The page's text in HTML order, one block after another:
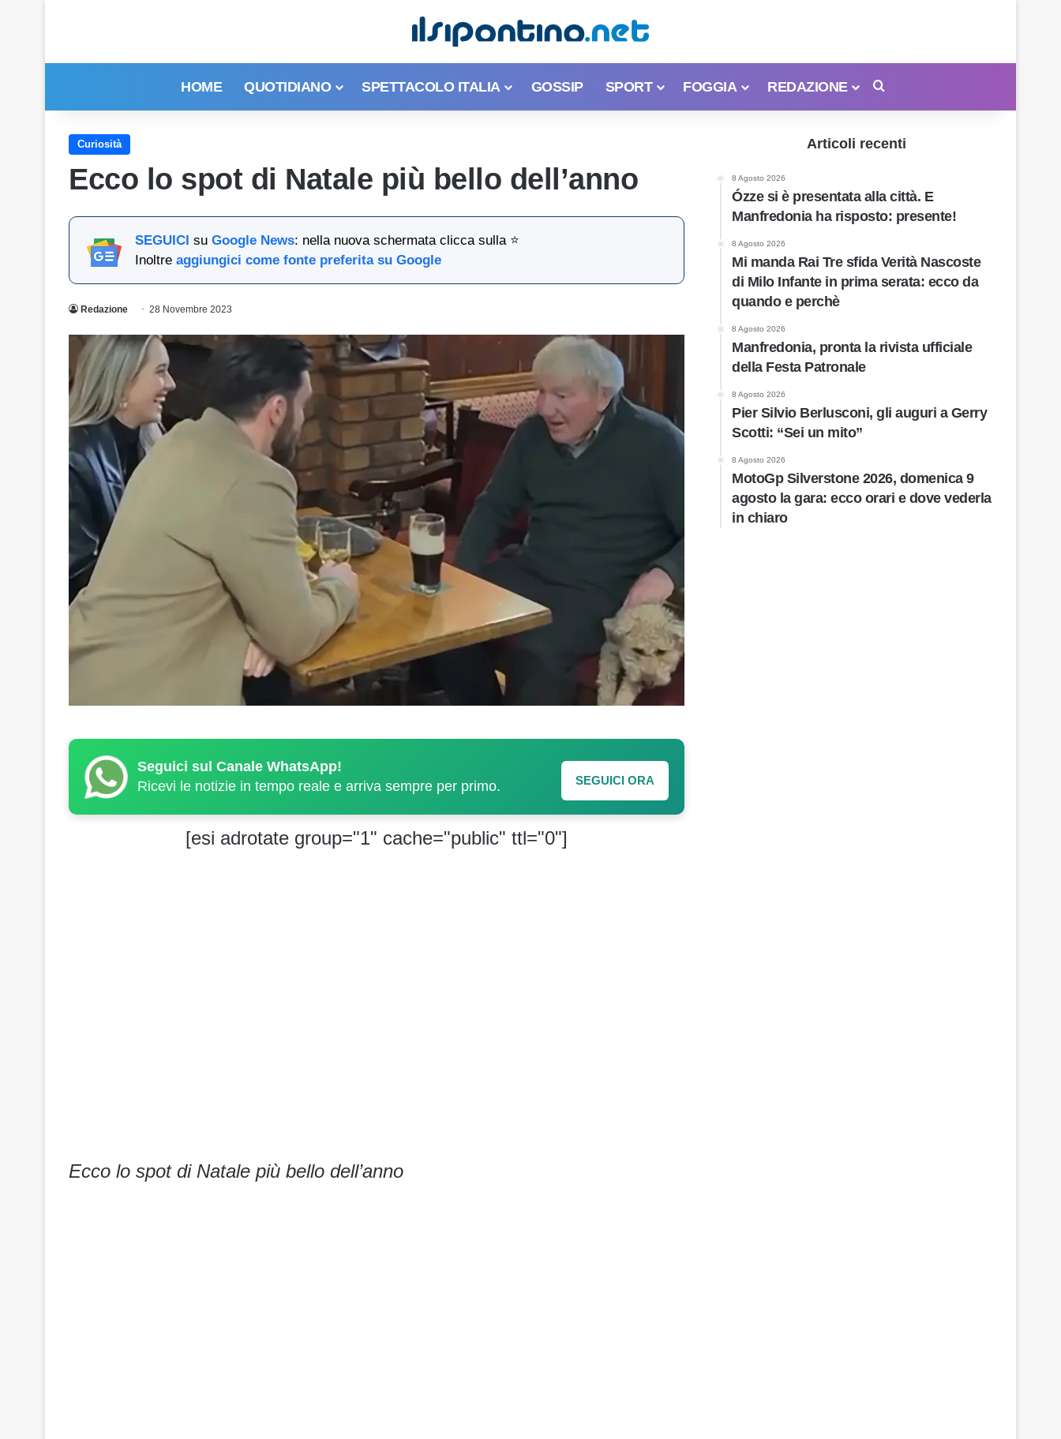
HOME QUOTIDIANO SPETTACOLO ITALIA GOSSIP SPORT FOGGIA REDAZIONE
Curiosità
Ecco lo spot di Natale più bello dell’anno
SEGUICI su Google News: nella nuova schermata clicca sulla ⭐
Inoltre aggiungici come fonte preferita su Google
Redazione 28 Novembre 2023
Seguici sul Canale WhatsApp!
Ricevi le notizie in tempo reale e arriva sempre per primo.
SEGUICI ORA
[esi adrotate group="1" cache="public" ttl="0"]
Ecco lo spot di Natale più bello dell’anno
Articoli recenti
8 Agosto 2026
Ózze si è presentata alla città. E
Manfredonia ha risposto: presente!
8 Agosto 2026
Mi manda Rai Tre sfida Verità Nascoste
di Milo Infante in prima serata: ecco da
quando e perchè
8 Agosto 2026
Manfredonia, pronta la rivista ufficiale
della Festa Patronale
8 Agosto 2026
Pier Silvio Berlusconi, gli auguri a Gerry
Scotti: “Sei un mito”
8 Agosto 2026
MotoGp Silverstone 2026, domenica 9
agosto la gara: ecco orari e dove vederla
in chiaro